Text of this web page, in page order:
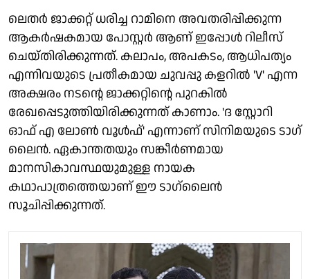
ലെതർ ജാക്കറ്റ് ധരിച്ച റാമിനെ അവതരിപ്പിക്കുന്ന
ആകർഷകമായ പോസ്റ്റർ ആണ് ഇപ്പോൾ റിലീസ്
ചെയ്തിരിക്കുന്നത്. കലാപം, അപകടം, ആധിപത്യം
എന്നിവയുടെ പ്രതീകമായ ചുവപ്പു കളറിൽ 'V' എന്ന
അക്ഷരം നടന്റെ ജാക്കറ്റിന്റെ പുറകിൽ
രേഖപ്പെടുത്തിയിരിക്കുന്നത് കാണാം. 'ദ സ്റ്റോറി
ഓഫ് എ ലോൺ വൂൾഫ്' എന്നാണ് സിനിമയുടെ ടാഗ്
ലൈൻ. ഏകാന്തതയും സങ്കീർണമായ
മാനസികാവസ്ഥയുമുള്ള നായക
കഥാപാത്രത്തെയാണ് ഈ ടാഗ്‌ലൈൻ
സൂചിപ്പിക്കുന്നത്.